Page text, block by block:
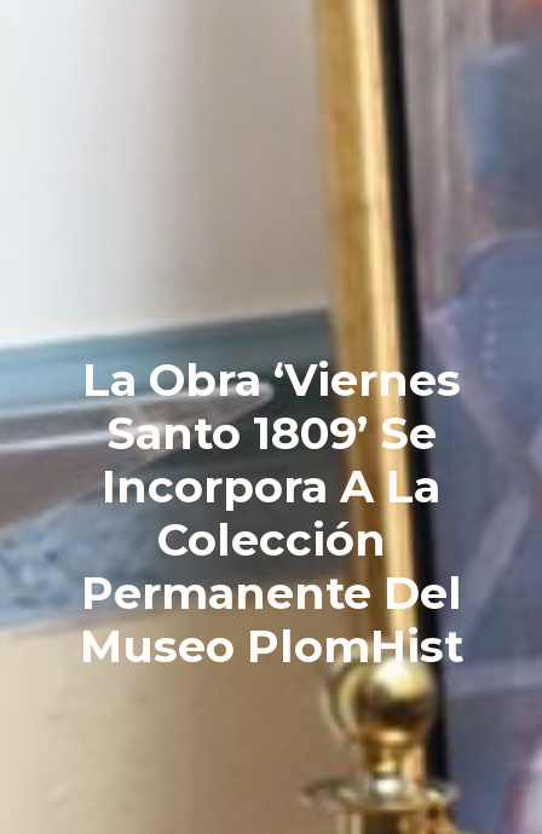
La Obra ‘Viernes
Santo 1809’ Se
Incorpora A La
Colección
Permanente Del
Museo PlomHist